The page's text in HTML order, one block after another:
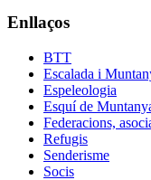
Enllaços
BTT
Escalada i
Espeleologia
Esquí de
Federacions,
Refugis
Senderisme
Socis